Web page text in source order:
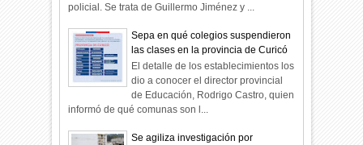
policial. Se trata de Guillermo Jiménez y ...
Sepa en qué colegios suspendieron
las clases en la provincia de Curicó
El detalle de los establecimientos los
dio a conocer el director provincial
de Educación, Rodrigo Castro, quien
informó de qué comunas son l...
Se agiliza investigación por